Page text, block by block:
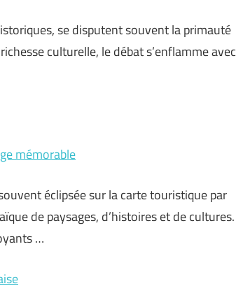
se disputent souvent la primauté
culturelle, le débat s’enflamme avec
mémorable
éclipsée sur la carte touristique par
de paysages, d’histoires et de cultures.
…